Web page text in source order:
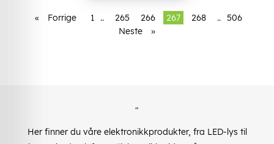
« Forrige 1 .. 265 266 267 268 .. 506
Neste
»
"
Her finner du våre elektronikkprodukter, fra LED-lys til